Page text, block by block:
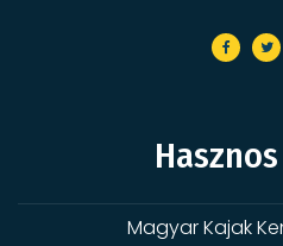
Magyar Kajak